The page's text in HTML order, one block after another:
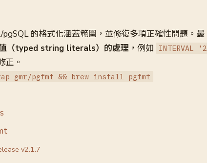
的格式化涵蓋範圍，並修復多項正確性問題。 最
（typed string literals）的處理 ，例如
INTERVAL '2
正。
gmr/pgfmt && brew install pgfmt
v2.1.7